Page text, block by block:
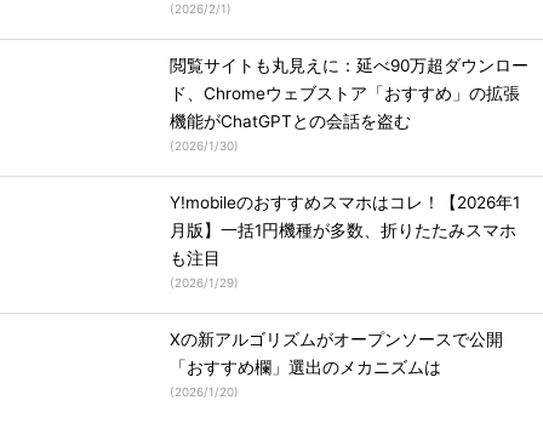
(2026/2/1)
閲覧サイトも丸見えに：延べ90万超ダウンロー
ド、Chromeウェブストア「おすすめ」の拡張
機能がChatGPTとの会話を盗む
(2026/1/30)
Y!mobileのおすすめスマホはコレ！【2026年1
月版】一括1円機種が多数、折りたたみスマホ
も注目
(2026/1/29)
Xの新アルゴリズムがオープンソースで公開
「おすすめ欄」選出のメカニズムは
(2026/1/20)